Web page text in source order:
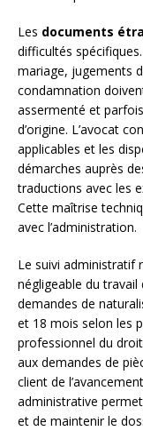
Les documents
difficultés
mariage, jugements
condamnation
assermenté et
d’origine. L’avocat
applicables et les
démarches auprès
traductions avec les
Cette maîtrise
avec l’administration.
Le suivi administratif
négligeable du travail
demandes de
et 18 mois selon les
professionnel du
aux demandes de
client de
administrative
et de maintenir le